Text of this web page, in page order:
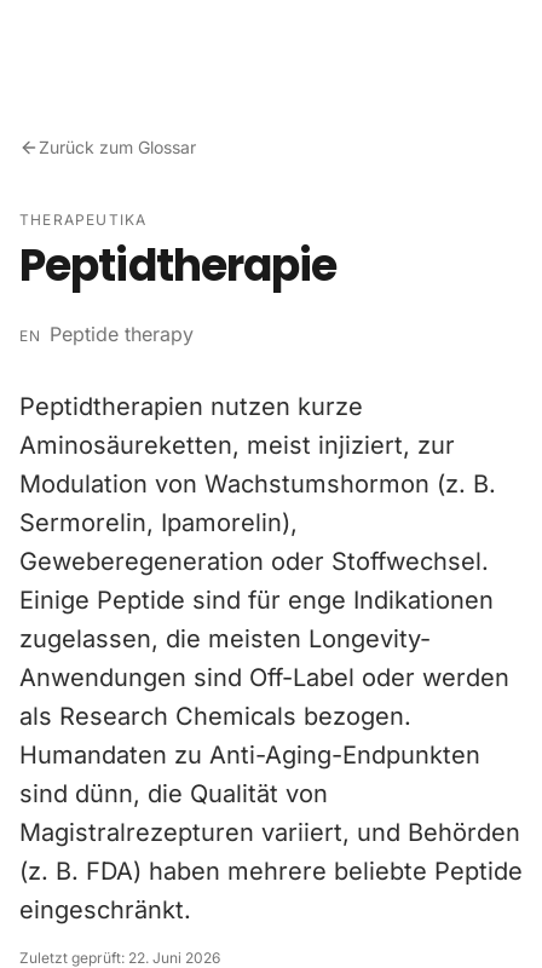
Zurück zum Glossar
THERAPEUTIKA
Peptidtherapie
EN Peptide therapy
Peptidtherapien nutzen kurze
Aminosäureketten, meist injiziert, zur
Modulation von Wachstumshormon (z. B.
Sermorelin, Ipamorelin),
Geweberegeneration oder Stoffwechsel.
Einige Peptide sind für enge Indikationen
zugelassen, die meisten Longevity-
Anwendungen sind Off-Label oder werden
als Research Chemicals bezogen.
Humandaten zu Anti-Aging-Endpunkten
sind dünn, die Qualität von
Magistralrezepturen variiert, und Behörden
(z. B. FDA) haben mehrere beliebte Peptide
eingeschränkt.
Zuletzt geprüft: 22. Juni 2026